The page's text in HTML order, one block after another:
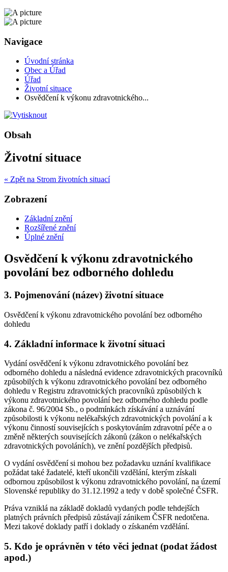
Navigace
Úvodní stránka
Obec a Úřad
Úřad
Životní situace
Osvědčení k výkonu zdravotnického...
Obsah
Životní situace
« Zpět na Strom životních situací
Zobrazení
Základní znění
Rozšířené znění
Úplné znění
Osvědčení k výkonu zdravotnického
povolání bez odborného dohledu
3. Pojmenování (název) životní situace
Osvědčení k výkonu zdravotnického povolání bez odborného
dohledu
4. Základní informace k životní situaci
Vydání osvědčení k výkonu zdravotnického povolání bez
odborného dohledu a následná evidence zdravotnických pracovníků
způsobilých k výkonu zdravotnického povolání bez odborného
dohledu v Registru zdravotnických pracovníků způsobilých k
výkonu zdravotnického povolání bez odborného dohledu podle
zákona č. 96/2004 Sb., o podmínkách získávání a uznávání
způsobilosti k výkonu nelékařských zdravotnických povolání a k
výkonu činností souvisejících s poskytováním zdravotní péče a o
změně některých souvisejících zákonů (zákon o nelékařských
zdravotnických povoláních), ve znění pozdějších předpisů.
O vydání osvědčení si mohou bez požadavku uznání kvalifikace
požádat také žadatelé, kteří ukončili vzdělání, kterým získali
odbornou způsobilost k výkonu zdravotnického povolání, na území
Slovenské republiky do 31.12.1992 a tedy v době společné ČSFR.
Práva vzniklá na základě dokladů vydaných podle tehdejších
platných právních předpisů zůstávají zánikem ČSFR nedotčena.
Mezi takové doklady patří i doklady o získaném vzdělání.
5. Kdo je oprávněn v této věci jednat (podat žádost
apod.)